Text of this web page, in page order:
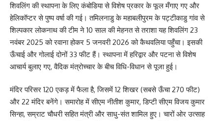
शिवलिंग की स्थापना के लिए कंबोडिया से विशेष प्रकार के फूल मँगाए गए और
हेलिकॉप्टर से पुष्प वर्षा की गई। तमिलनाडु के महाबलीपुरम के पट्टीकाडु गांव से
शिल्पकार लोकनाथ की टीम ने 10 साल की मेहनत से तराशा यह शिवलिंग 23
नवंबर 2025 को रवाना होकर 5 जनवरी 2026 को कैथवलिया पहुँचा। इसकी
ऊँचाई और गोलाई दोनों 33 फीट हैं। स्थापना में हरिद्वार और पटना से विशेष
आचार्य बुलाए गए, वैदिक मंत्रोच्चार के बीच विधि-विधान से पूजा हुई।
मंदिर परिसर 120 एकड़ में फैला है, जिसमें 12 शिखर (सबसे ऊँचा 270 फीट)
और 22 मंदिर बनेंगे। समारोह में सीएम नीतीश कुमार, डिप्टी सीएम विजय कुमार
सिन्हा, सम्राट चौधरी सहित मंत्री और साधु-संत शामिल हुए। चारों ओर उत्साह